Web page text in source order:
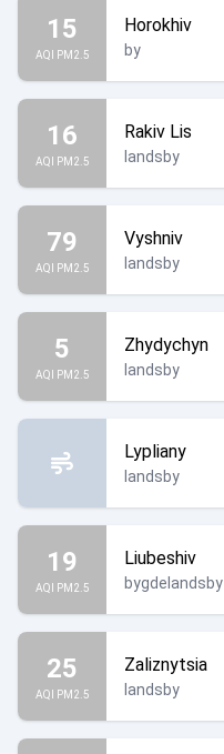
15
AQI PM2.5
Horokhiv
by
16
AQI PM2.5
Rakiv Lis
landsby
79
AQI PM2.5
Vyshniv
landsby
5
AQI PM2.5
Zhydychyn
landsby
Lypliany
landsby
19
AQI PM2.5
Liubeshiv
bygdelandsby
25
AQI PM2.5
Zaliznytsia
landsby